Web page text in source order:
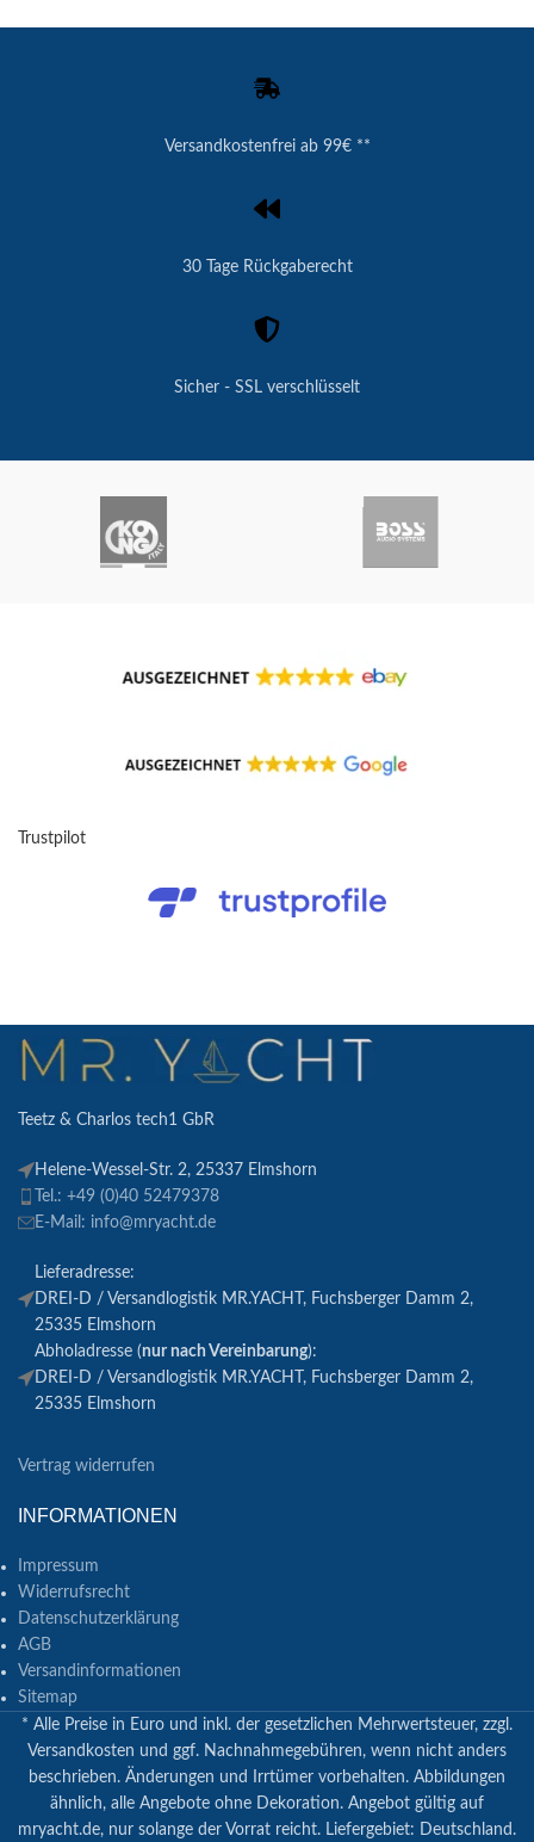
Versandkostenfrei ab 99€ **
30 Tage Rückgaberecht
Sicher - SSL verschlüsselt
Trustpilot
Teetz & Charlos tech1 GbR
Helene-Wessel-Str. 2, 25337 Elmshorn
Tel.: +49 (0)40 52479378
E-Mail: info@mryacht.de
Lieferadresse:
DREI-D / Versandlogistik MR.YACHT, Fuchsberger Damm 2,
25335 Elmshorn
Abholadresse (nur nach Vereinbarung):
DREI-D / Versandlogistik MR.YACHT, Fuchsberger Damm 2,
25335 Elmshorn
Vertrag widerrufen
INFORMATIONEN
Impressum
Widerrufsrecht
Datenschutzerklärung
AGB
Versandinformationen
Sitemap
* Alle Preise in Euro und inkl. der gesetzlichen Mehrwertsteuer, zzgl.
Versandkosten und ggf. Nachnahmegebühren, wenn nicht anders
beschrieben. Änderungen und Irrtümer vorbehalten. Abbildungen
ähnlich, alle Angebote ohne Dekoration. Angebot gültig auf
mryacht.de, nur solange der Vorrat reicht. Liefergebiet: Deutschland.